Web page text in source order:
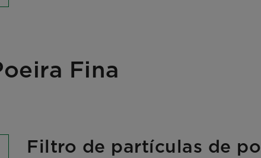
Fina
Filtro de partículas de